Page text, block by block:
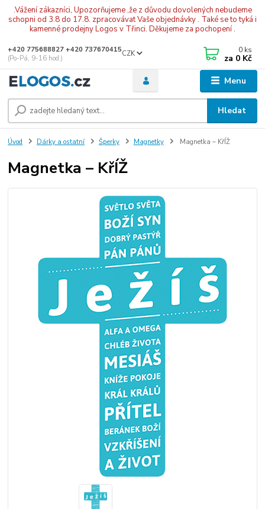
.Vážení zákazníci, Upozorňujeme ,že z důvodu dovolených nebudeme
schopni od 3.8 do 17.8. zpracovávat Vaše objednávky . Také se to tyká i
kamenné prodejny Logos v Třinci. Děkujeme za pochopení .
Menu
CZK
Hledat
+420 775688827 +420 737670415
(Po-Pá, 9-16 hod.)
0 ks
za 0 Kč
Úvod Dárky a ostatní Šperky Magnetky Magnetka – KřÍŽ
Magnetka – KřÍŽ